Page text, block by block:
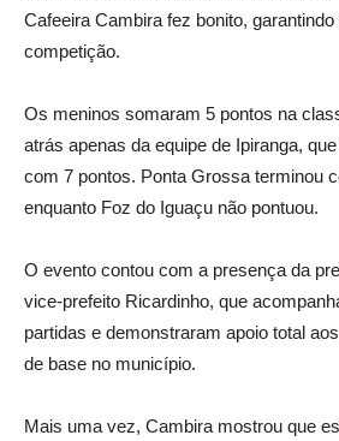
Cafeeira Cambira fez bonito,
competição.
Os meninos somaram 5 pontos na
atrás apenas da equipe de Ipiranga,
com 7 pontos. Ponta Grossa terminou
enquanto Foz do Iguaçu não pontuou.
O evento contou com a presença da
vice-prefeito Ricardinho, que
partidas e demonstraram apoio total
de base no município.
Mais uma vez, Cambira mostrou que